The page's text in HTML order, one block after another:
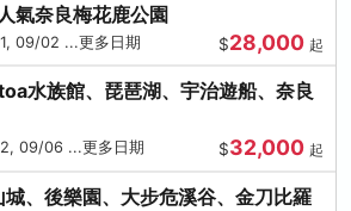
氣奈良梅花鹿公園
09/02 ...更多日期 $28,000 起
水族館、琵琶湖、宇治遊船、奈良
09/06 ...更多日期 $32,000 起
、後樂園、大步危溪谷、金刀比羅